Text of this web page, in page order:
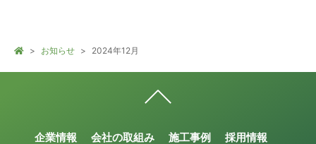
お知らせ 2024年12月
企業情報 会社の取組み 施工事例 採用情報